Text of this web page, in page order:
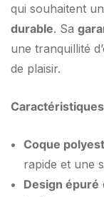
qui souhaitent
durable. Sa
une tranquillité
de plaisir.
Coque
rapide et une
Design épuré